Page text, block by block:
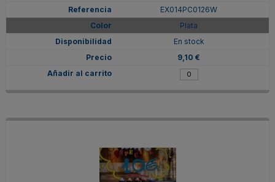
EX014PC0126W
Plata
En stock
9,10 €